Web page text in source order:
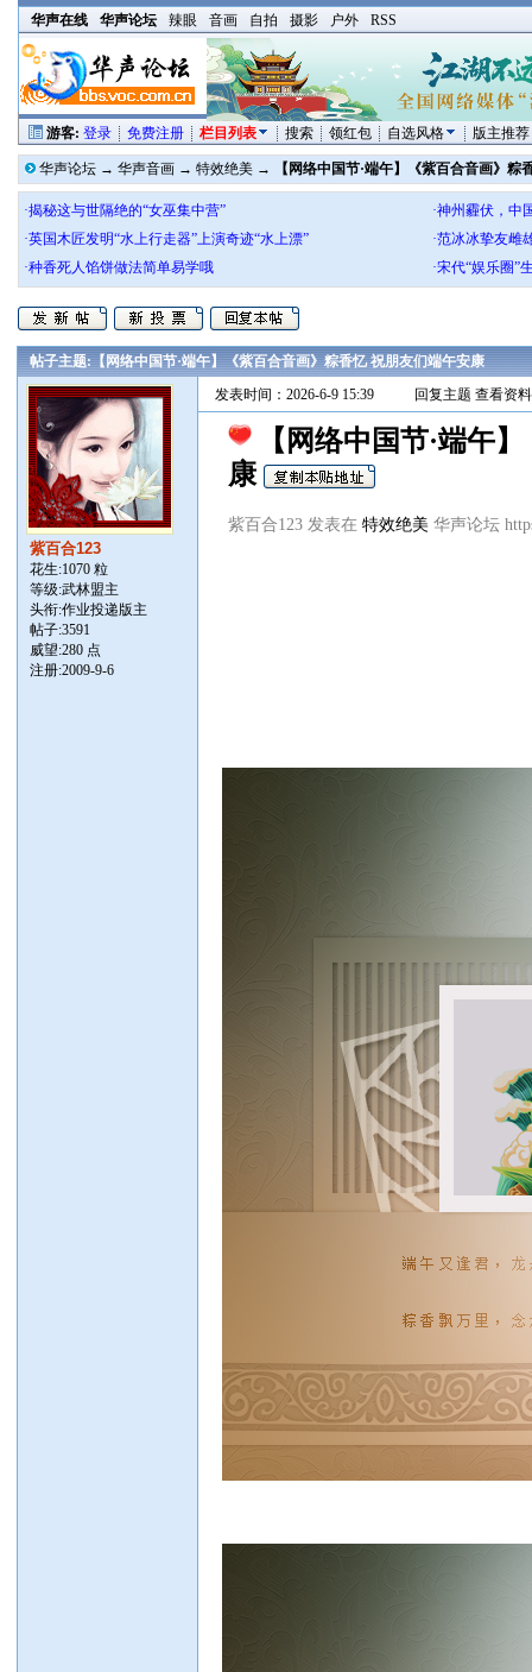
华声在线 华声论坛 辣眼 音画 自拍 摄影 户外 RSS
游客: 登录 免费注册 栏目列表 搜索 领红包 自选风格 版主推荐
华声论坛→ 华声音画→ 特效绝美→ 【网络中国节·端午】《紫百合音画》粽
·揭秘这与世隔绝的“女巫集中营”
·神州霾伏，中
·英国木匠发明“水上行走器”上演奇迹“水上漂”
·范冰冰挚友雌
·种香死人馅饼做法简单易学哦
·宋代“娱乐圈”
帖子主题:【网络中国节·端午】《紫百合音画》粽香忆 祝朋友们端午安康
紫百合123
花生:1070 粒
等级:武林盟主
头衔:作业投递版主
帖子:3591
威望:280 点
注册:2009-9-6
发表时间：2026-6-9 15:39 回复主题 查看资料
【网络中国节·端午
康
紫百合123 发表在 特效绝美 华声论坛